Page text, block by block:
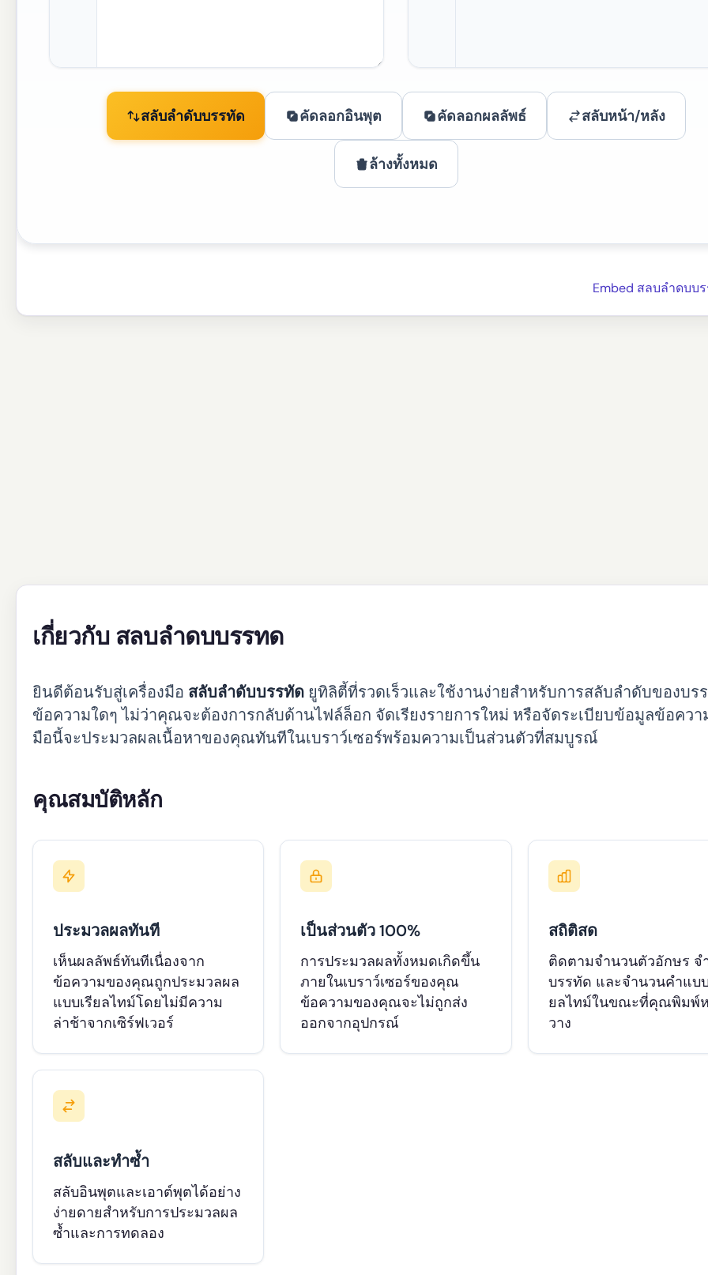
สลับลำดับบรรทัด คัดลอกอินพุต คัดลอกผลลัพธ์ สลับหน้า/หลัง
ล้างทั้งหมด
Embed สลบลำดบบ
เกี่ยวกับ สลบลำดบบรรทด
ยินดีต้อนรับสู่เครื่องมือ สลับลำดับบรรทัด ยูทิลิตี้ที่รวดเร็วและใช้งานง่ายสำหรับการสลับลำดับของบร
ข้อความใดๆ ไม่ว่าคุณจะต้องการกลับด้านไฟล์ล็อก จัดเรียงรายการใหม่ หรือจัดระเบียบข้อมูลข้อควา
มือนี้จะประมวลผลเนื้อหาของคุณทันทีในเบราว์เซอร์พร้อมความเป็นส่วนตัวที่สมบูรณ์
คุณสมบัติหลัก
ประมวลผลทันที
เห็นผลลัพธ์ทันทีเนื่องจาก
ข้อความของคุณถูกประมวลผล
แบบเรียลไทม์โดยไม่มีความ
ล่าช้าจากเซิร์ฟเวอร์
เป็นส่วนตัว 100%
การประมวลผลทั้งหมดเกิดขึ้น
ภายในเบราว์เซอร์ของคุณ
ข้อความของคุณจะไม่ถูกส่ง
ออกจากอุปกรณ์
สถิติสด
ติดตามจำนวนตัวอักษร จ
บรรทัด และจำนวนคำแบ
ยลไทม์ในขณะที่คุณพิมพ์
วาง
สลับและทำซ้ำ
สลับอินพุตและเอาต์พุตได้อย่าง
ง่ายดายสำหรับการประมวลผล
ซ้ำและการทดลอง